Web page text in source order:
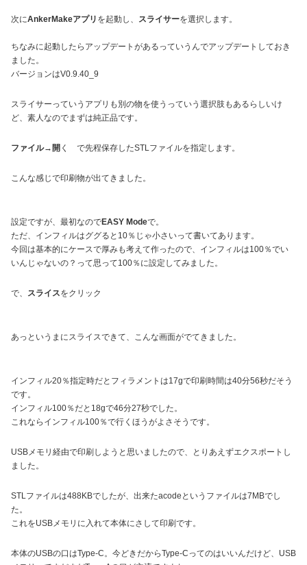
次にAnkerMakeアプリ を起動し、 スライサーを選択します。
ちなみに起動したらアップデートがあるっていうんでアップデートしておき
ました。
バージョンはV0.9.40_9
スライサーっていうアプリも別の物を使うっていう選択肢もあるらしいけ
ど、素人なのでまずは純正品です。
ファイル→開 く で先程保存したSTLファイルを指定します。
こんな感じで印刷物が出てきました。
設定ですが、最初なのでEASY Modeで。
ただ、インフィルはググると10％じゃ小さいって書いてあります。
今回は基本的にケースで厚みも考えて作ったので、インフィルは100％でい
いんじゃないの？って思って100％に設定してみました。
で、 スライスをクリック
あっというまにスライスできて、こんな画面がでてきました。
インフィル20％指定時だとフィラメントは17gで印刷時間は40分56秒だそう
です。
インフィル100％だと18gで46分27秒でした。
これならインフィル100％で行くほうがよさそうです。
USBメモリ経由で印刷しようと思いましたので、とりあえずエクスポートし
ました。
STLファイルは488KBでしたが、出来たacodeというファイルは7MBでし
た。
これをUSBメモリに入れて本体にさして印刷です。
本体のUSBの口はType-C。今どきだからType-Cってのはいいんだけど、USB